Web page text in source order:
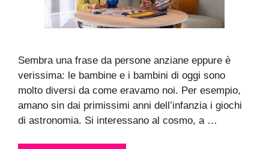
Sembra una frase da persone anziane eppure è
verissima: le bambine e i bambini di oggi sono
molto diversi da come eravamo noi. Per esempio,
amano sin dai primissimi anni dell’infanzia i giochi
di astronomia. Si interessano al cosmo, a …